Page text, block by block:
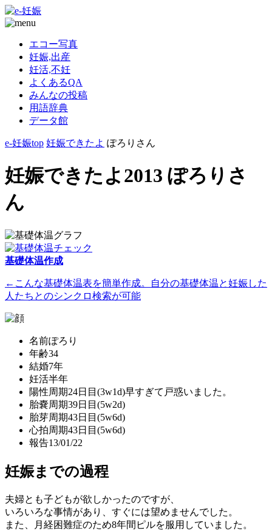
エコー写真
妊娠,出産
妊活,不妊
よくあるQA
みんなの投稿
用語辞典
データ館
e-妊娠top 妊娠できたよ ぽろりさん
妊娠できたよ2013 ぽろりさ
ん
基礎体温作成
←こんな基礎体温表を簡単作成。自分の基礎体温と妊娠した
人たちとのシンクロ検索が可能
名前ぽろり
年齢34
結婚7年
妊活半年
陽性周期24日目(3w1d)早すぎて戸惑いました。
胎嚢周期39日目(5w2d)
胎芽周期43日目(5w6d)
心拍周期43日目(5w6d)
報告13/01/22
妊娠までの過程
夫婦とも子どもが欲しかったのですが、
いろいろな事情があり、すぐには望めませんでした。
また、月経困難症のため8年間ピルを服用していました。